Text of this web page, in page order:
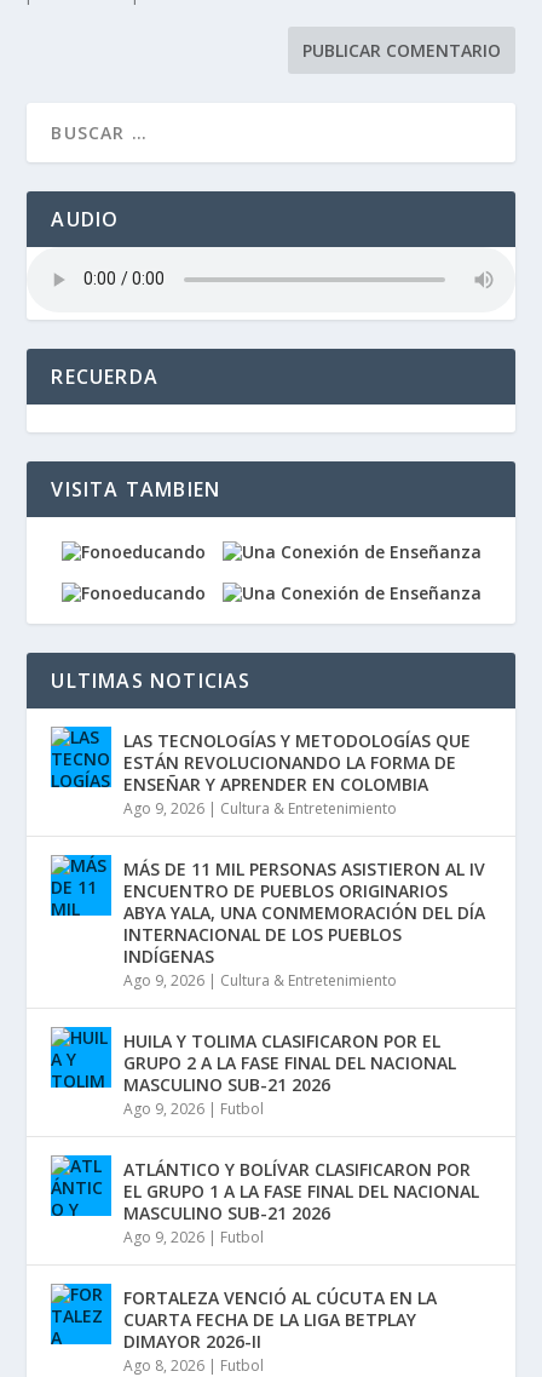
AUDIO
RECUERDA
VISITA TAMBIEN
ULTIMAS NOTICIAS
LAS TECNOLOGÍAS Y METODOLOGÍAS QUE
ESTÁN REVOLUCIONANDO LA FORMA DE
ENSEÑAR Y APRENDER EN COLOMBIA
Ago 9, 2026 | Cultura & Entretenimiento
MÁS DE 11 MIL PERSONAS ASISTIERON AL IV
ENCUENTRO DE PUEBLOS ORIGINARIOS
ABYA YALA, UNA CONMEMORACIÓN DEL DÍA
INTERNACIONAL DE LOS PUEBLOS
INDÍGENAS
Ago 9, 2026 | Cultura & Entretenimiento
HUILA Y TOLIMA CLASIFICARON POR EL
GRUPO 2 A LA FASE FINAL DEL NACIONAL
MASCULINO SUB-21 2026
Ago 9, 2026 | Futbol
ATLÁNTICO Y BOLÍVAR CLASIFICARON POR
EL GRUPO 1 A LA FASE FINAL DEL NACIONAL
MASCULINO SUB-21 2026
Ago 9, 2026 | Futbol
FORTALEZA VENCIÓ AL CÚCUTA EN LA
CUARTA FECHA DE LA LIGA BETPLAY
DIMAYOR 2026-II
Ago 8, 2026 | Futbol